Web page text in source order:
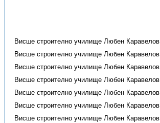
Висше строително училище Любен Каравелов
Висше строително училище Любен Каравелов
Висше строително училище Любен Каравелов
Висше строително училище Любен Каравелов
Висше строително училище Любен Каравелов
Висше строително училище Любен Каравелов
Висше строително училище Любен Каравелов